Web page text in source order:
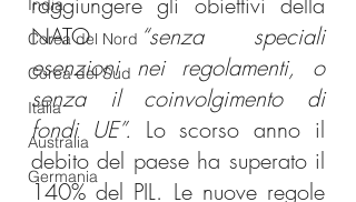
India
Corea del Nord
Corea del Sud
Italia
Australia
Germania
NATO “senza speciali
esenzioni nei regolamenti, o
senza il coinvolgimento di
fondi UE”. Lo scorso anno il
debito del paese ha superato il
140% del PIL. Le nuove regole